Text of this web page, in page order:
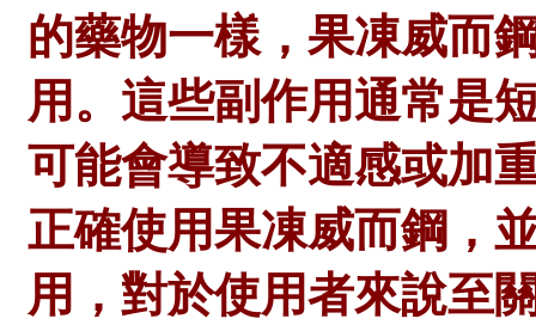
的藥物一樣，果凍威而
用。這些副作用通常是
可能會導致不適感或加
正確使用果凍威而鋼，
用，對於使用者來說至